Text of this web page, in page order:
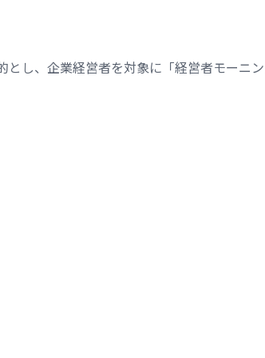
し、企業経営者を対象に「経営者モーニ